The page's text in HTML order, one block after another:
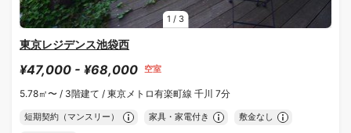
1 / 3
東京レジデンス池袋西
¥47,000 - ¥68,000 空室
5.78㎡〜 / 3階建て / 東京メトロ有楽町線 千川 7分
短期契約（マンスリー） 家具・家電付き 敷金なし